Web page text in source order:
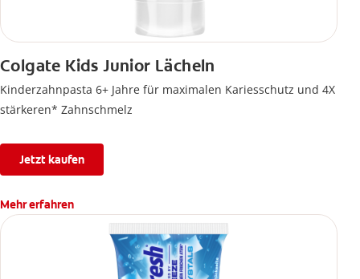
Colgate Kids Junior Lächeln
Kinderzahnpasta 6+ Jahre für maximalen Kariesschutz und 4X
stärkeren* Zahnschmelz
Jetzt kaufen
Mehr erfahren